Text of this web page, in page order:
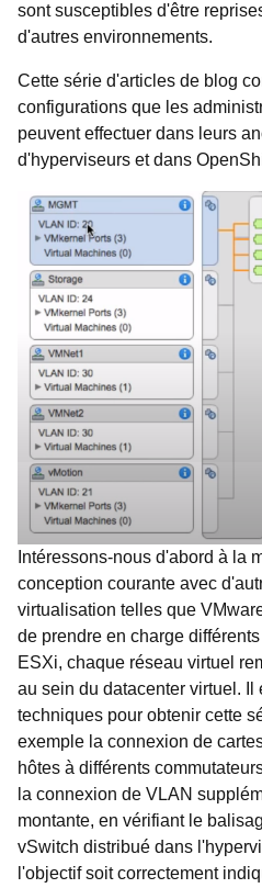
sont susceptibles d'être
d'autres environnements.
Cette série d'articles de blog
configurations que les
peuvent effectuer dans leurs
d'hyperviseurs et dans
Intéressons-nous d'abord à la
conception courante avec
virtualisation telles que
de prendre en charge
ESXi, chaque réseau virtuel
au sein du datacenter virtuel. Il
techniques pour obtenir cette
exemple la connexion de
hôtes à différents
la connexion de VLAN
montante, en vérifiant le
vSwitch distribué dans
l'objectif soit correctement